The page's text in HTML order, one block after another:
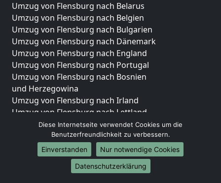
Umzug von Flensburg nach Belarus
Umzug von Flensburg nach Belgien
Umzug von Flensburg nach Bulgarien
Umzug von Flensburg nach Dänemark
Umzug von Flensburg nach England
Umzug von Flensburg nach Portugal
Umzug von Flensburg nach Bosnien
und Herzegowina
Umzug von Flensburg nach Irland
Umzug von Flensburg nach Lettland
Umzug von Flensburg nach Zypern
Umzug von Flensburg nach Kroatien
Umzug von Flensburg nach Estland
Umzug von Flensburg nach Finnland
Umzug von Flensburg nach Frankreich
Diese Internetseite verwendet Cookies um die
Benutzerfreundlichkeit zu verbessern.
Einverstanden
Nur notwendige Cookies
Datenschutzerklärung